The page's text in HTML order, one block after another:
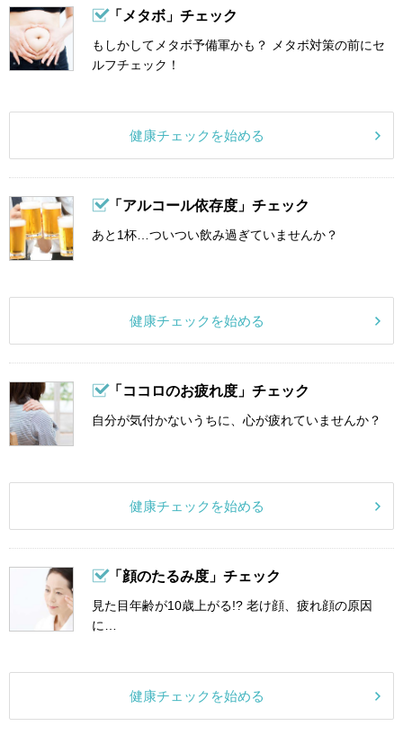
「メタボ」チェック
もしかしてメタボ予備軍かも？ メタボ対策の前にセ
ルフチェック！
健康チェックを始める
「アルコール依存度」チェック
あと1杯…ついつい飲み過ぎていませんか？
健康チェックを始める
「ココロのお疲れ度」チェック
自分が気付かないうちに、心が疲れていませんか？
健康チェックを始める
「顔のたるみ度」チェック
見た目年齢が10歳上がる!? 老け顔、疲れ顔の原因
に…
健康チェックを始める